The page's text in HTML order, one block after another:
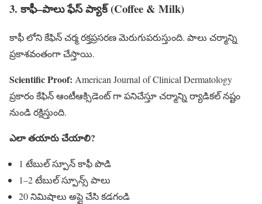
3. కాఫీ–పాలు ఫేస్ ప్యాక్ (Coffee & Milk)
కాఫీ లోని కేఫిన్ చర్మ రక్తప్రసరణ మెరుగుపరుస్తుంది. పాలు చర్మాన్ని
ప్రకాశవంతంగా చేస్తాయి.
Scientific Proof: American Journal of Clinical Dermatology
ప్రకారం కేఫిన్ ఆంటీఆక్సిడెంట్ గా పనిచేస్తూ చర్మాన్ని ర్యాడికల్ నష్టం
నుండి రక్షిస్తుంది.
ఎలా తయారు చేయాలి?
1 టేబుల్ స్పూన్ కాఫీ పొడి
1–2 టేబుల్ స్పూన్స్ పాలు
20 నిమిషాలు అప్లై చేసి కడగండి